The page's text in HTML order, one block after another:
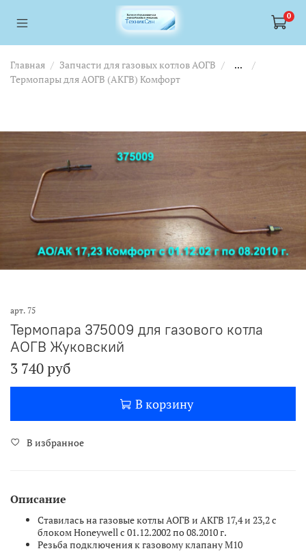
0
Главная Запчасти для газовых котлов АОГВ
...
Термопары для АОГВ (АКГВ) Комфорт
арт. 75
Термопара 375009 для газового котла
АОГВ Жуковский
3 740 руб
В корзину
В избранное
Описание
Ставилась на газовые котлы АОГВ и АКГВ 17,4 и 23,2 с
блоком Honeywell с 01.12.2002 по 08.2010 г.
Резьба подключения к газовому клапану М10
<a href="https://webmaster.yandex.ru/siteinfo/?site=https://
<a href="https://webmaster.yandex.ru/siteinfo/?site=https://